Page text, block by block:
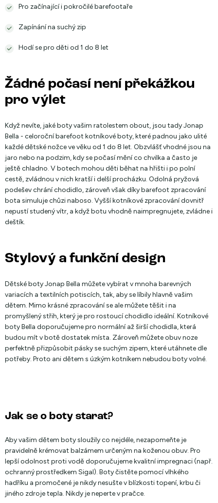
Pro začínající i pokročilé barefootaře
Zapínání na suchý zip
Hodí se pro děti od 1 do 8 let
Žádné počasí není překážkou
pro výlet
Když nevíte, jaké boty vašim ratolestem obout, jsou tady Jonap
Bella - celoroční barefoot kotníkové boty, které padnou jako ulité
každé dětské nožce ve věku od 1 do 8 let. Obzvlášť vhodné jsou na
jaro nebo na podzim, kdy se počasí mění co chvilka a často je
ještě chladno. V botech mohou děti běhat na hřišti i po polní
cestě, zvládnou v nich kratší i delší procházku. Odolná pryžová
podešev chrání chodidlo, zároveň však díky barefoot zpracování
bota simuluje chůzi naboso. Vyšší kotníkové zpracování dovnitř
nepustí studený vítr, a když botu vhodně naimpregnujete, zvládne i
deštík.
Stylový a funkční design
Dětské boty Jonap Bella můžete vybírat v mnoha barevných
variacích a textilních potiscích, tak, aby se líbily hlavně vašim
dětem. Mimo krásné zpracování se ale můžete těšit i na
promyšlený střih, který je pro rostoucí chodidlo ideální. Kotníkové
boty Bella doporučujeme pro normální až širší chodidla, která
budou mít v botě dostatek místa. Zároveň můžete obuv noze
perfektně přizpůsobit pásky se suchým zipem, které utáhnete dle
potřeby. Proto ani dětem s úzkým kotníkem nebudou boty volné.
Jak se o boty starat?
Aby vašim dětem boty sloužily co nejdéle, nezapomeňte je
pravidelně krémovat balzámem určeným na koženou obuv. Pro
lepší odolnost proti vodě doporučujeme kvalitní impregnaci (např.
ochranný prostředkem Sigal). Boty čistěte pomocí vlhkého
hadříku a promočené je nikdy nesušte v blízkosti topení, krbu či
jiného zdroje tepla. Nikdy je neperte v pračce.